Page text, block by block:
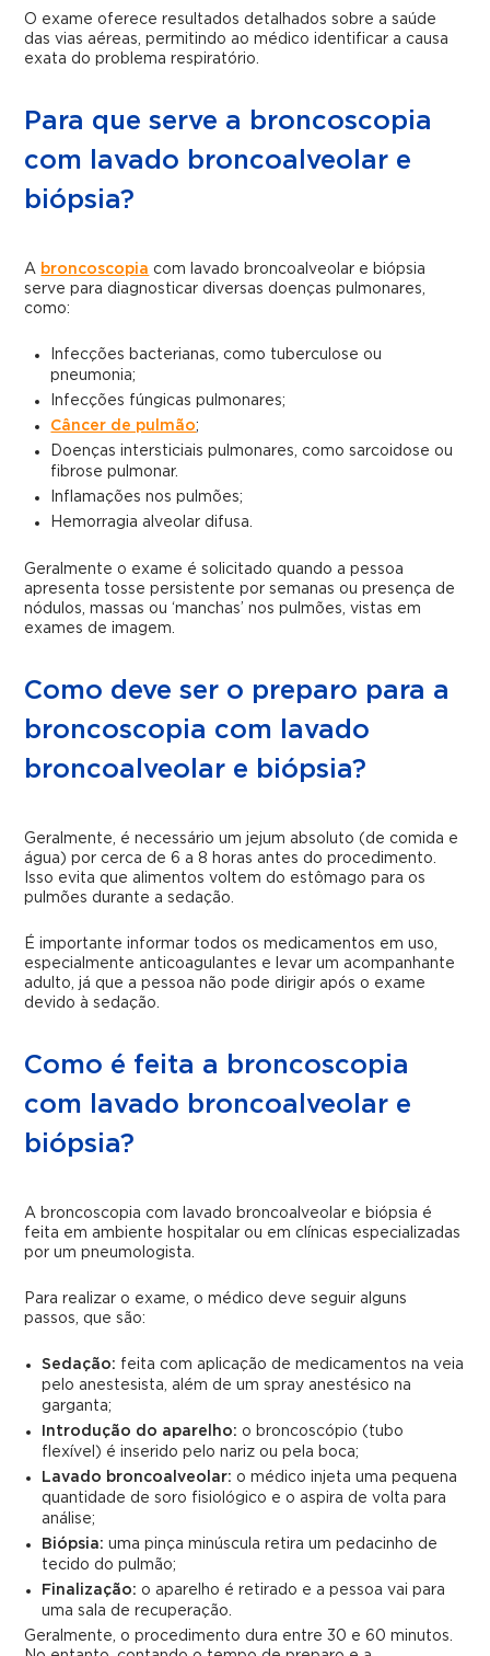
O exame oferece resultados detalhados sobre a saúde
das vias aéreas, permitindo ao médico identificar a causa
exata do problema respiratório.
Para que serve a broncoscopia
com lavado broncoalveolar e
biópsia?
A broncoscopia com lavado broncoalveolar e biópsia
serve para diagnosticar diversas doenças pulmonares,
como:
Infecções bacterianas, como tuberculose ou
pneumonia;
Infecções fúngicas pulmonares;
Câncer de pulmão;
Doenças intersticiais pulmonares, como sarcoidose ou
fibrose pulmonar.
Inflamações nos pulmões;
Hemorragia alveolar difusa.
Geralmente o exame é solicitado quando a pessoa
apresenta tosse persistente por semanas ou presença de
nódulos, massas ou ‘manchas’ nos pulmões, vistas em
exames de imagem.
Como deve ser o preparo para a
broncoscopia com lavado
broncoalveolar e biópsia?
Geralmente, é necessário um jejum absoluto (de comida e
água) por cerca de 6 a 8 horas antes do procedimento.
Isso evita que alimentos voltem do estômago para os
pulmões durante a sedação.
É importante informar todos os medicamentos em uso,
especialmente anticoagulantes e levar um acompanhante
adulto, já que a pessoa não pode dirigir após o exame
devido à sedação.
Como é feita a broncoscopia
com lavado broncoalveolar e
biópsia?
A broncoscopia com lavado broncoalveolar e biópsia é
feita em ambiente hospitalar ou em clínicas especializadas
por um pneumologista.
Para realizar o exame, o médico deve seguir alguns
passos, que são:
Sedação: feita com aplicação de medicamentos na veia
pelo anestesista, além de um spray anestésico na
garganta;
Introdução do aparelho: o broncoscópio (tubo
flexível) é inserido pelo nariz ou pela boca;
Lavado broncoalveolar: o médico injeta uma pequena
quantidade de soro fisiológico e o aspira de volta para
análise;
Biópsia: uma pinça minúscula retira um pedacinho de
tecido do pulmão;
Finalização: o aparelho é retirado e a pessoa vai para
uma sala de recuperação.
Geralmente, o procedimento dura entre 30 e 60 minutos.